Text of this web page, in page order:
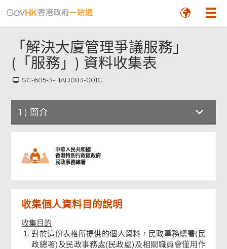
「解決大廈管理爭議服務」
(「服務」) 資料收集表
SC-605-3-HAD083-001C
1 ) 簡介
屋苑資料
「服務」過程中列席人士
中華人民共和國
香港特別行政區政府
民政事務總署
收集個人資料目的說明
收集目的
對於這份表格所提供的個人資料，民政事務總署(民
政總署)及民政事務處(民政處)及相關職員會僅用作